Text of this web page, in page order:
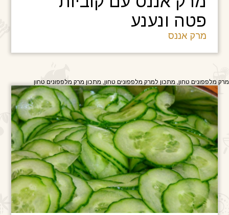
פטה ונענע
מרק אננס
מרק מלפפונים טחון, מתכון למרק מלפפונים טחון, מתכון מרק מלפפונים טחון